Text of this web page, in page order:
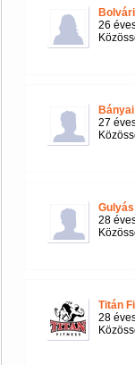
26
27
28
Titán
28